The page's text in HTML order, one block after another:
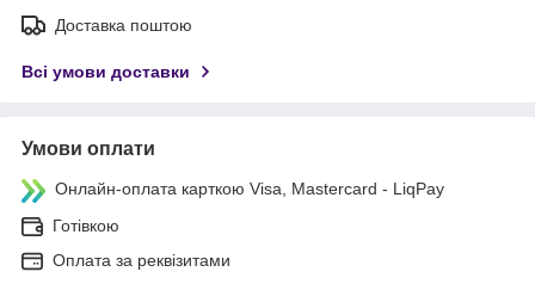
Доставка поштою
Всі умови доставки
Умови оплати
Онлайн-оплата карткою Visa, Mastercard - LiqPay
Готівкою
Оплата за реквізитами